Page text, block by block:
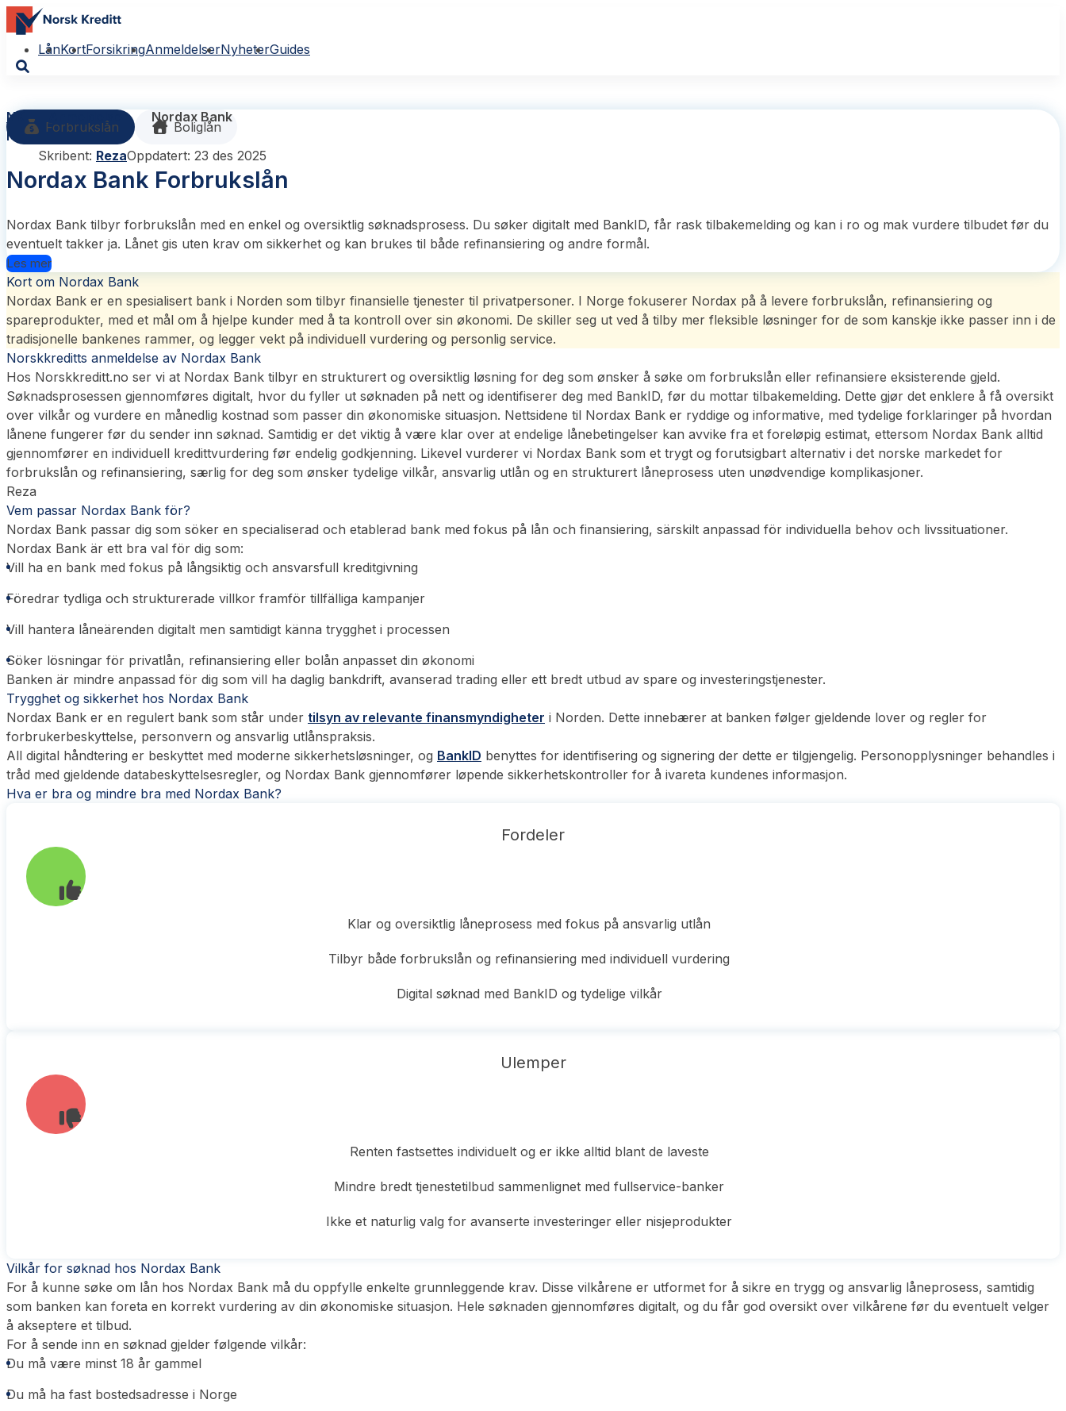
LånKortForsikringAnmeldelserNyheterGuides
NK Anmeldelser
Nordax Bank
Nordax Bank
Skribent: RezaOppdatert: 23 des 2025
Forbrukslån Boliglån
Nordax Bank Forbrukslån
Nordax Bank tilbyr forbrukslån med en enkel og oversiktlig søknadsprosess. Du søker digitalt med BankID, får rask tilbakemelding og kan i ro og mak vurdere tilbudet før du
eventuelt takker ja. Lånet gis uten krav om sikkerhet og kan brukes til både refinansiering og andre formål.
Les mer
Kort om Nordax Bank
Nordax Bank er en spesialisert bank i Norden som tilbyr finansielle tjenester til privatpersoner. I Norge fokuserer Nordax på å levere forbrukslån, refinansiering og
spareprodukter, med et mål om å hjelpe kunder med å ta kontroll over sin økonomi. De skiller seg ut ved å tilby mer fleksible løsninger for de som kanskje ikke passer inn i de
tradisjonelle bankenes rammer, og legger vekt på individuell vurdering og personlig service.
Norskkreditts anmeldelse av Nordax Bank
Hos Norskkreditt.no ser vi at Nordax Bank tilbyr en strukturert og oversiktlig løsning for deg som ønsker å søke om forbrukslån eller refinansiere eksisterende gjeld.
Søknadsprosessen gjennomføres digitalt, hvor du fyller ut søknaden på nett og identifiserer deg med BankID, før du mottar tilbakemelding. Dette gjør det enklere å få oversikt
over vilkår og vurdere en månedlig kostnad som passer din økonomiske situasjon. Nettsidene til Nordax Bank er ryddige og informative, med tydelige forklaringer på hvordan
lånene fungerer før du sender inn søknad. Samtidig er det viktig å være klar over at endelige lånebetingelser kan avvike fra et foreløpig estimat, ettersom Nordax Bank alltid
gjennomfører en individuell kredittvurdering før endelig godkjenning. Likevel vurderer vi Nordax Bank som et trygt og forutsigbart alternativ i det norske markedet for
forbrukslån og refinansiering, særlig for deg som ønsker tydelige vilkår, ansvarlig utlån og en strukturert låneprosess uten unødvendige komplikasjoner.
Reza
Vem passar Nordax Bank för?
Nordax Bank passar dig som söker en specialiserad och etablerad bank med fokus på lån och finansiering, särskilt anpassad för individuella behov och livssituationer.
Nordax Bank är ett bra val för dig som:
Vill ha en bank med fokus på långsiktig och ansvarsfull kreditgivning
Föredrar tydliga och strukturerade villkor framför tillfälliga kampanjer
Vill hantera låneärenden digitalt men samtidigt känna trygghet i processen
Söker lösningar för privatlån, refinansiering eller bolån anpasset din økonomi
Banken är mindre anpassad för dig som vill ha daglig bankdrift, avanserad trading eller ett bredt utbud av spare og investeringstjenester.
Trygghet og sikkerhet hos Nordax Bank
Nordax Bank er en regulert bank som står under tilsyn av relevante finansmyndigheter i Norden. Dette innebærer at banken følger gjeldende lover og regler for
forbrukerbeskyttelse, personvern og ansvarlig utlånspraksis.
All digital håndtering er beskyttet med moderne sikkerhetsløsninger, og BankID benyttes for identifisering og signering der dette er tilgjengelig. Personopplysninger behandles i
tråd med gjeldende databeskyttelsesregler, og Nordax Bank gjennomfører løpende sikkerhetskontroller for å ivareta kundenes informasjon.
Hva er bra og mindre bra med Nordax Bank?
Fordeler
Klar og oversiktlig låneprosess med fokus på ansvarlig utlån
Tilbyr både forbrukslån og refinansiering med individuell vurdering
Digital søknad med BankID og tydelige vilkår
Ulemper
Renten fastsettes individuelt og er ikke alltid blant de laveste
Mindre bredt tjenestetilbud sammenlignet med fullservice-banker
Ikke et naturlig valg for avanserte investeringer eller nisjeprodukter
Vilkår for søknad hos Nordax Bank
For å kunne søke om lån hos Nordax Bank må du oppfylle enkelte grunnleggende krav. Disse vilkårene er utformet for å sikre en trygg og ansvarlig låneprosess, samtidig
som banken kan foreta en korrekt vurdering av din økonomiske situasjon. Hele søknaden gjennomføres digitalt, og du får god oversikt over vilkårene før du eventuelt velger
å akseptere et tilbud.
For å sende inn en søknad gjelder følgende vilkår:
Du må være minst 18 år gammel
Du må ha fast bostedsadresse i Norge